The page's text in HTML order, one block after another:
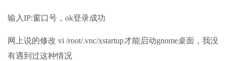
输入IP:窗口号，ok登录成功
网上说的修改 vi /root/.vnc/xstartup才能启动gnome桌面，我没
有遇到过这种情况